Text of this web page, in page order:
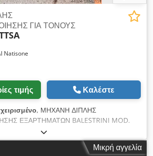
Natisone
ΓΙΑ ΤΟΝΟΥΣ
τιμής Καλέστε
, ΜΗΧΑΝΗ ΔΙΠΛΗΣ
ΕΞΑΡΤΗΜΑΤΩΝ BALESTRINI MOD.
- Με φορτωτή - Πίνακας ελέγχου -
μήκος εργασίας 240 / 1200 mm - Μέγιστο
εξάρματος 100x30 mm - ΩριαίαΜικρή αγγελία